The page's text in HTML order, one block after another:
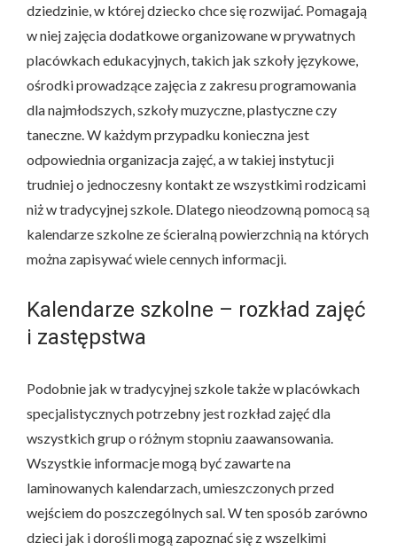
dziedzinie, w której dziecko chce się rozwijać. Pomagają
w niej zajęcia dodatkowe organizowane w prywatnych
placówkach edukacyjnych, takich jak szkoły językowe,
ośrodki prowadzące zajęcia z zakresu programowania
dla najmłodszych, szkoły muzyczne, plastyczne czy
taneczne. W każdym przypadku konieczna jest
odpowiednia organizacja zajęć, a w takiej instytucji
trudniej o jednoczesny kontakt ze wszystkimi rodzicami
niż w tradycyjnej szkole. Dlatego nieodzowną pomocą są
kalendarze szkolne ze ścieralną powierzchnią na których
można zapisywać wiele cennych informacji.
Kalendarze szkolne – rozkład zajęć
i zastępstwa
Podobnie jak w tradycyjnej szkole także w placówkach
specjalistycznych potrzebny jest rozkład zajęć dla
wszystkich grup o różnym stopniu zaawansowania.
Wszystkie informacje mogą być zawarte na
laminowanych kalendarzach, umieszczonych przed
wejściem do poszczególnych sal. W ten sposób zarówno
dzieci jak i dorośli mogą zapoznać się z wszelkimi